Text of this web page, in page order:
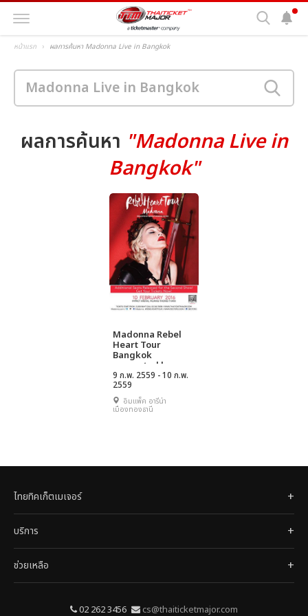
หน้าแรก ผลการค้นหา Madonna Live in Bangkok
ผลการค้นหา "Madonna Live in
Bangkok"
Madonna Rebel
Heart Tour
Bangkok
presented by
Singha Drinking
Water
9 ก.พ. 2559 - 10 ก.พ.
2559
อิมแพ็ค อารีน่า
เมืองทองธานี
ไทยทิคเก็ตเมเจอร์
บริการ
ช่วยเหลือ
02 262 3456 cs@thaiticketmajor.com